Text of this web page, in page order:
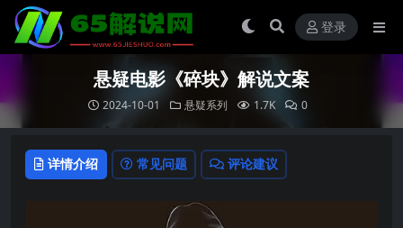
登录
悬疑电影《碎块》解说文案
2024-10-01 悬疑系列 1.7K 0
详情介绍 常见问题 评论建议